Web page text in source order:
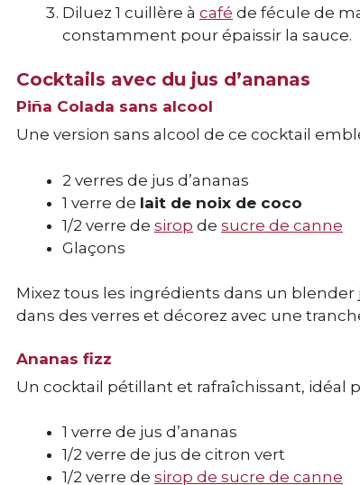
Diluez 1 cuillère à café de fécule de
constamment pour épaissir la sauce.
Cocktails avec du jus d’ananas
Piña Colada sans alcool
Une version sans alcool de ce cocktail
2 verres de jus d’ananas
1 verre de lait de noix de coco
1/2 verre de sirop de sucre de canne
Glaçons
Mixez tous les ingrédients dans un
dans des verres et décorez avec une
Ananas fizz
Un cocktail pétillant et rafraîchissant, idéal
1 verre de jus d’ananas
1/2 verre de jus de citron vert
1/2 verre de sirop de sucre de canne